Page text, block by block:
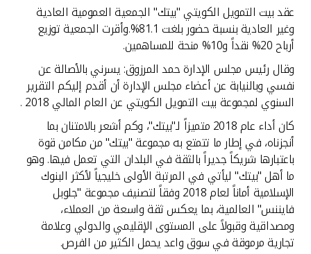
مواقع الفروع وأجهزة الصرف الآلي
ألمانيا
ماليزيا
تركيا
مصر
المملكة المتحدة
عقد بيت التمويل الكويتي "بيتك" الجمعية العمومية العادية
وغير العادية بنسبة حضور بلغت 81.1%.وأقرت الجمعية توزيع
أرباح 20% نقداً و10% منحة للمساهمين.
وقال رئيس مجلس الإدارة حمد المرزوق: يسرني بالأصالة عن
نفسي وبالنيابة عن أعضاء مجلس الإدارة أن أقدم إليكم التقرير
السنوي لمجموعة بيت التمويل الكويتي عن العام المالي 2018 .
كان أداء عام 2018 متميزاً لـ"بيتك"، وكم أشعر بالامتنان بما
أنجزناه، في إطار ما تتمتع به مجموعة "بيتك" من مكامن قوة
باعتبارها شريكاً جديراً بالثقة في البلدان التي تعمل فيها. وهو
ما أهل "بيتك" ليأتي في المرتبة الأولى خليجياً لأكثر البنوك
الإسلامية أماناً لعام 2018 وفقاً لتصنيف مجموعة "جلوبل
فايننس" العالمية، بما يعكس ثقة واسعة من العملاء،
ومصداقية وقبولاً على المستوى الإقليمي والدولي وعلامة
تجارية مرموقة في سوق واعد يحمل الكثير من الفرص.